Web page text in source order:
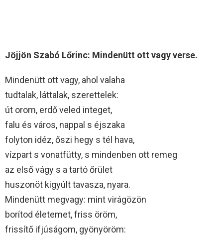
Jöjjön Szabó Lőrinc: Mindenütt ott vagy verse.
Mindenütt ott vagy, ahol valaha
tudtalak, láttalak, szerettelek:
út orom, erdő veled integet,
falu és város, nappal s éjszaka
folyton idéz, őszi hegy s tél hava,
vízpart s vonatfütty, s mindenben ott remeg
az első vágy s a tartó őrület
huszonöt kigyúlt tavasza, nyara.
Mindenütt megvagy: mint virágözön
borítod életemet, friss öröm,
frissítő ifjúságom, gyönyöröm: